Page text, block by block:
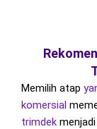
Memilih atap
komersial
trimdek